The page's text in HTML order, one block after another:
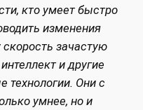
кто умеет быстро
изменения
скорость зачастую
и другие
Они с
умнее, но и